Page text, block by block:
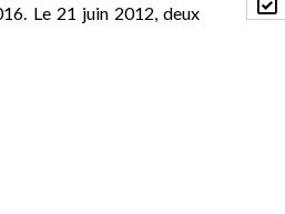
Le 21 juin 2012, deux